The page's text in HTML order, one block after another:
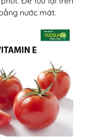
nước mát.